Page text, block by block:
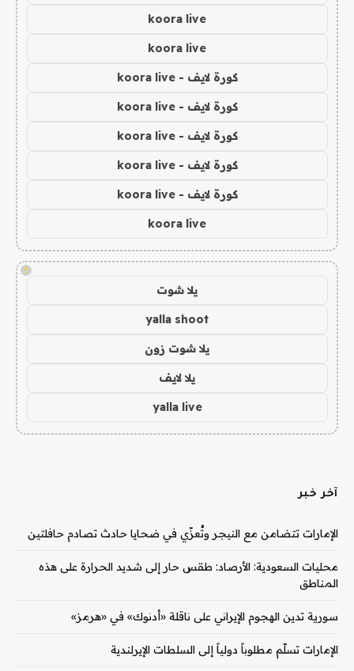
koora live
koora live
كورة لايف - koora live
كورة لايف - koora live
كورة لايف - koora live
كورة لايف - koora live
كورة لايف - koora live
koora live
!
يلا شوت
yalla shoot
يلا شوت زون
يلا لايف
yalla live
آخر خبر
الإمارات تتضامن مع النيجر وتُعزّي في ضحايا حادث تصادم حافلتين
محليات السعودية: الأرصاد: طقس حار إلى شديد الحرارة على هذه
المناطق
سورية تدين الهجوم الإيراني على ناقلة «أدنوك» في «هرمز» ‏
الإمارات تسلّم مطلوباً دولياً إلى السلطات الإيرلندية